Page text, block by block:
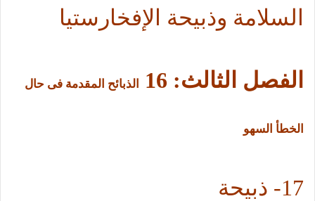
السلامة وذبيحة الإفخارستيا
الفصل الثالث: 16 الذبائح المقدمة فى حال
الخطأ السهو
17-
ذبيحة